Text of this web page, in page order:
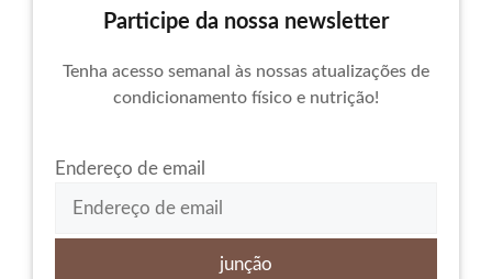
Participe da nossa newsletter
Tenha acesso semanal às nossas atualizações de
condicionamento físico e nutrição!
Endereço de email